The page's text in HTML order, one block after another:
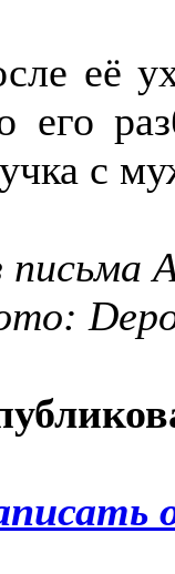
её
его
с
письма